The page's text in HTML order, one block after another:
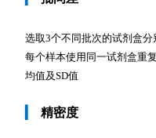
选取3个不同批次的试剂盒
每个样本使用同一试剂盒重
均值及SD值
精密度